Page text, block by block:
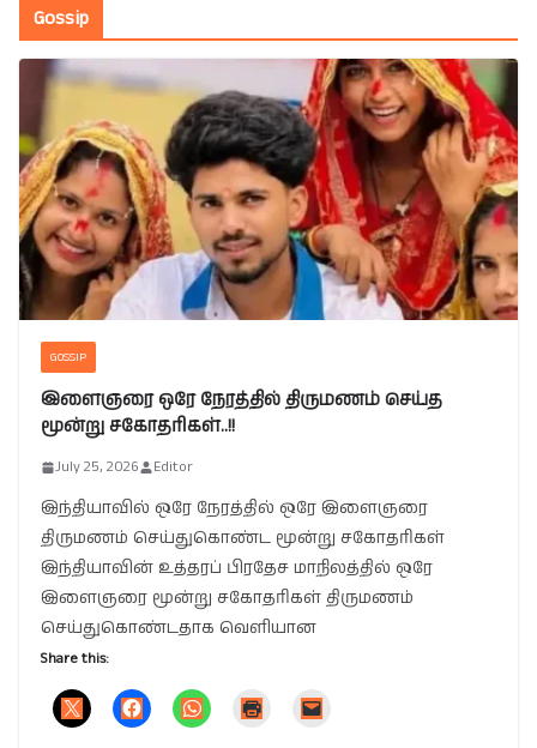
Gossip
GOSSIP
இளைஞரை ஒரே நேரத்தில் திருமணம் செய்த
மூன்று சகோதரிகள்..!!
July 25, 2026 Editor
இந்தியாவில் ஒரே நேரத்தில் ஒரே இளைஞரை
திருமணம் செய்துகொண்ட மூன்று சகோதரிகள்
இந்தியாவின் உத்தரப் பிரதேச மாநிலத்தில் ஒரே
இளைஞரை மூன்று சகோதரிகள் திருமணம்
செய்துகொண்டதாக வெளியான
Share this: